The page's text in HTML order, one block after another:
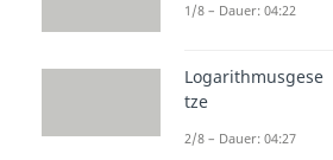
1/8 – Dauer: 04:22
Logarithmusgese
tze
2/8 – Dauer: 04:27